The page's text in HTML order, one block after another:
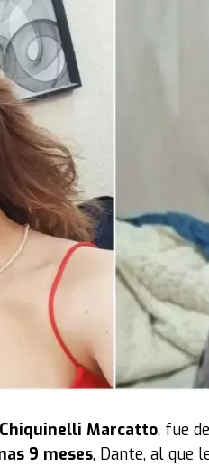
Marcatto, fue
9 meses, Dante, al que